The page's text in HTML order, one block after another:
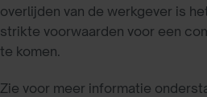
overlijden van de werkgever is
strikte voorwaarden voor een
te komen.
Zie voor meer informatie